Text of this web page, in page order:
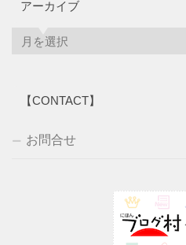
アーカイブ
【CONTACT】
お問合せ